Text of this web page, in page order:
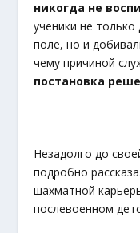
никогда не
ученики не
поле, но и
чему причиной
постановка
Незадолго до
подробно
шахматной
послевоенном